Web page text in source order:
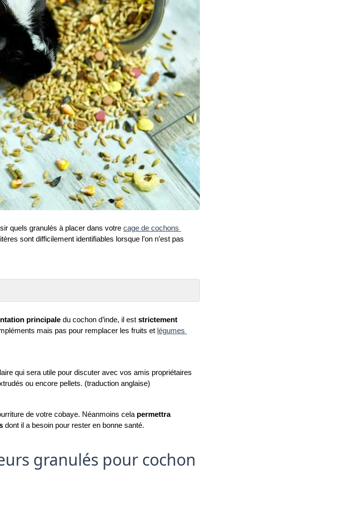
quels granulés à placer dans votre cage de cochons
sont difficilement identifiables lorsque l’on n’est pas
principale du cochon d’inde, il est strictement
mais pas pour remplacer les fruits et légumes
qui sera utile pour discuter avec vos amis propriétaires
ou encore pellets. (traduction anglaise)
de votre cobaye. Néanmoins cela permettra
dont il a besoin pour rester en bonne santé.
granulés pour cochon